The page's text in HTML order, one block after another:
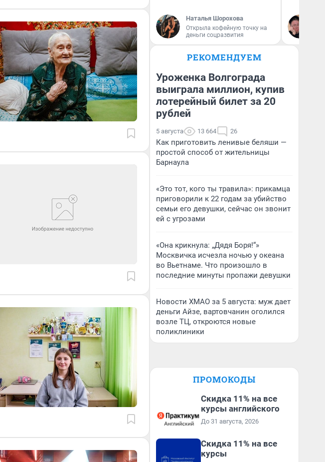
Наталья Шорохова
Открыла кофейную точку на
деньги соцразвития
РЕКОМЕНДУЕМ
Уроженка Волгограда
выиграла миллион, купив
лотерейный билет за 20
рублей
5 августа 13 664 26
Как приготовить ленивые беляши —
простой способ от жительницы
Барнаула
«Это тот, кого ты травила»: прикамца
приговорили к 22 годам за убийство
семьи его девушки, сейчас он звонит
ей с угрозами
«Она крикнула: „Дядя Боря!“»
Москвичка исчезла ночью у океана
во Вьетнаме. Что произошло в
последние минуты пропажи девушки
Новости ХМАО за 5 августа: муж дает
деньги Айзе, вартовчанин оголился
возле ТЦ, откроются новые
поликлиники
ПРОМОКОДЫ
Скидка 11% на все
курсы английского
До 31 августа, 2026
Скидка 11% на все
курсы